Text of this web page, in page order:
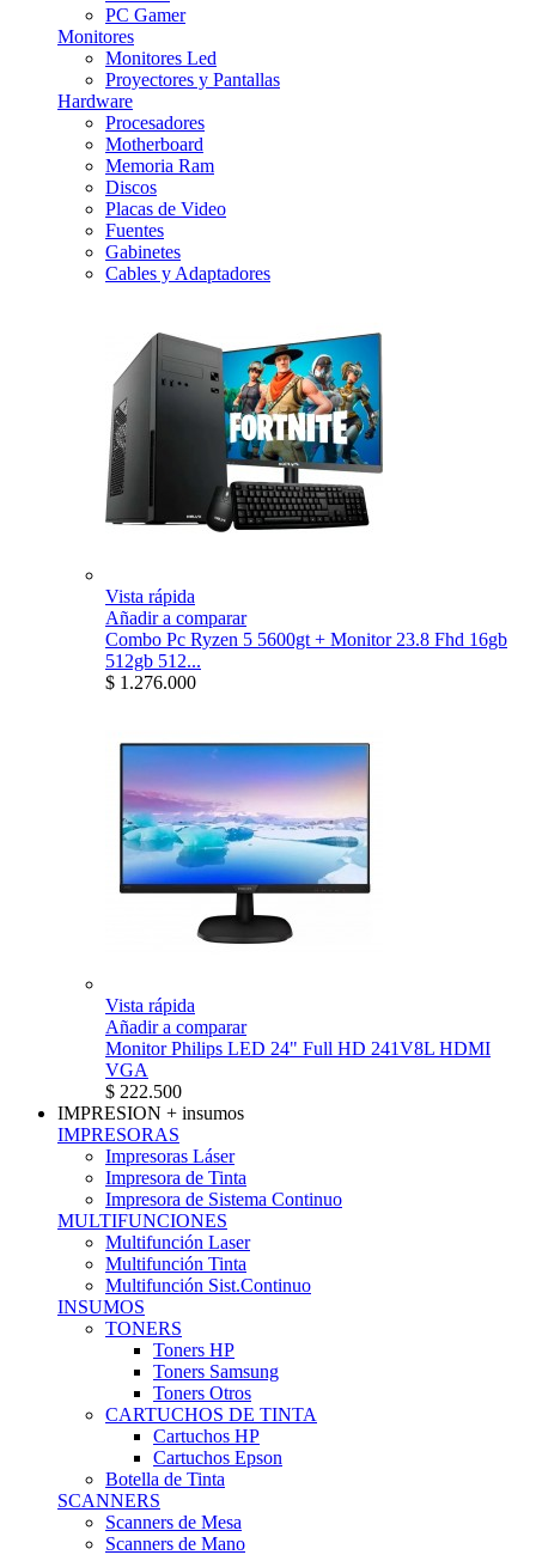
PC Gamer
Monitores
Monitores Led
Proyectores y Pantallas
Hardware
Procesadores
Motherboard
Memoria Ram
Discos
Placas de Video
Fuentes
Gabinetes
Cables y Adaptadores
Vista rápida
Añadir a comparar
Combo Pc Ryzen 5 5600gt + Monitor 23.8 Fhd 16gb
512gb 512...
$ 1.276.000
Vista rápida
Añadir a comparar
Monitor Philips LED 24" Full HD 241V8L HDMI
VGA
$ 222.500
IMPRESION + insumos
IMPRESORAS
Impresoras Láser
Impresora de Tinta
Impresora de Sistema Continuo
MULTIFUNCIONES
Multifunción Laser
Multifunción Tinta
Multifunción Sist.Continuo
INSUMOS
TONERS
Toners HP
Toners Samsung
Toners Otros
CARTUCHOS DE TINTA
Cartuchos HP
Cartuchos Epson
Botella de Tinta
SCANNERS
Scanners de Mesa
Scanners de Mano